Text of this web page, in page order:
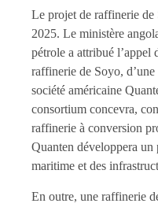
Le projet de raffinerie de
2025. Le ministère
pétrole a attribué l’appel
raffinerie de Soyo,
société américaine
consortium concevra,
raffinerie à conversion
Quanten développera un
maritime et des
En outre, une raffinerie